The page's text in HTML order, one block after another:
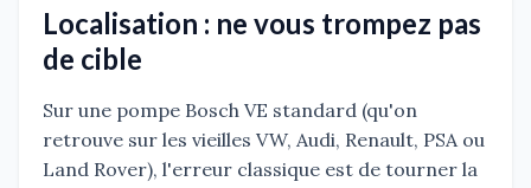
Localisation : ne vous trompez pas
de cible
Sur une pompe Bosch VE standard (qu'on
retrouve sur les vieilles VW, Audi, Renault, PSA ou
Land Rover), l'erreur classique est de tourner la